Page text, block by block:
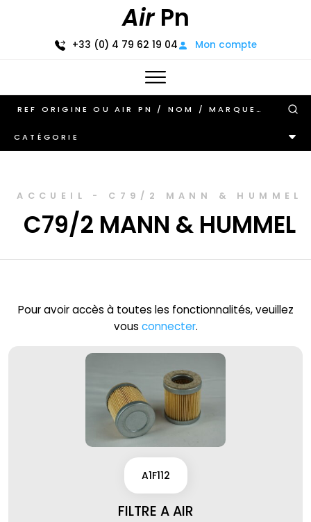
AirPn
+33 (0) 4 79 62 19 04 Mon compte
CATÉGORIE
ACCUEIL - C79/2 MANN & HUMMEL
C79/2 MANN & HUMMEL
Pour avoir accès à toutes les fonctionnalités, veuillez
vous connecter.
A1F112
FILTRE A AIR